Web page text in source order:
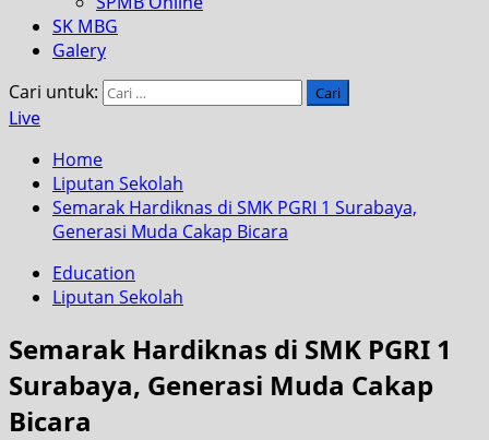
SK MBG
Galery
Cari untuk:
Live
Home
Liputan Sekolah
Semarak Hardiknas di SMK PGRI 1 Surabaya,
Generasi Muda Cakap Bicara
Education
Liputan Sekolah
Semarak Hardiknas di SMK PGRI 1
Surabaya, Generasi Muda Cakap
Bicara